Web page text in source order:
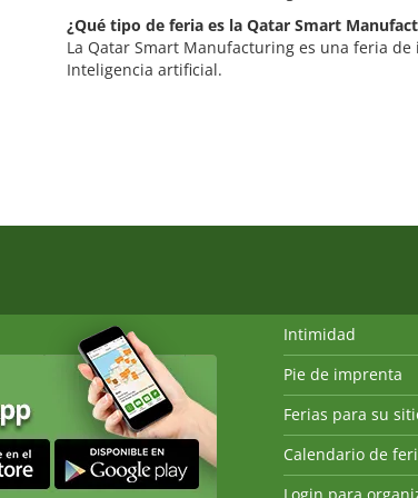
¿Qué tipo de feria es la Qatar Smart
La Qatar Smart Manufacturing es una feria
Inteligencia artificial.
Intimidad
Pie de imprenta
Ferias para su
Calendario de